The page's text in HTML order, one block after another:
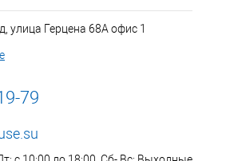
улица Герцена 68А офис 1
79